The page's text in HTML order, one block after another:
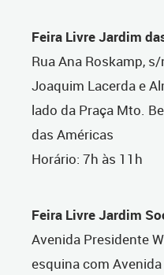
Feira Livre Jardim
Rua Ana Roskamp,
Joaquim Lacerda e
lado da Praça Mto.
das Américas
Horário: 7h às 11h
Feira Livre Jardim
Avenida Presidente
esquina com